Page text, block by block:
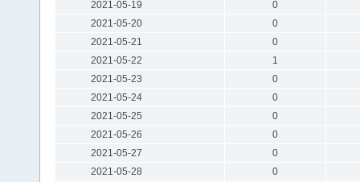
2021-05-19
0
2021-05-20
0
2021-05-21
0
2021-05-22
1
2021-05-23
0
2021-05-24
0
2021-05-25
0
2021-05-26
0
2021-05-27
0
2021-05-28
0